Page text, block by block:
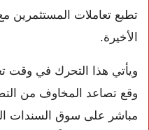
تطبع تعاملات المستثمرين
الأخيرة.
ويأتي هذا التحرك في وقت
وقع تصاعد المخاوف من
مباشر على سوق السندات